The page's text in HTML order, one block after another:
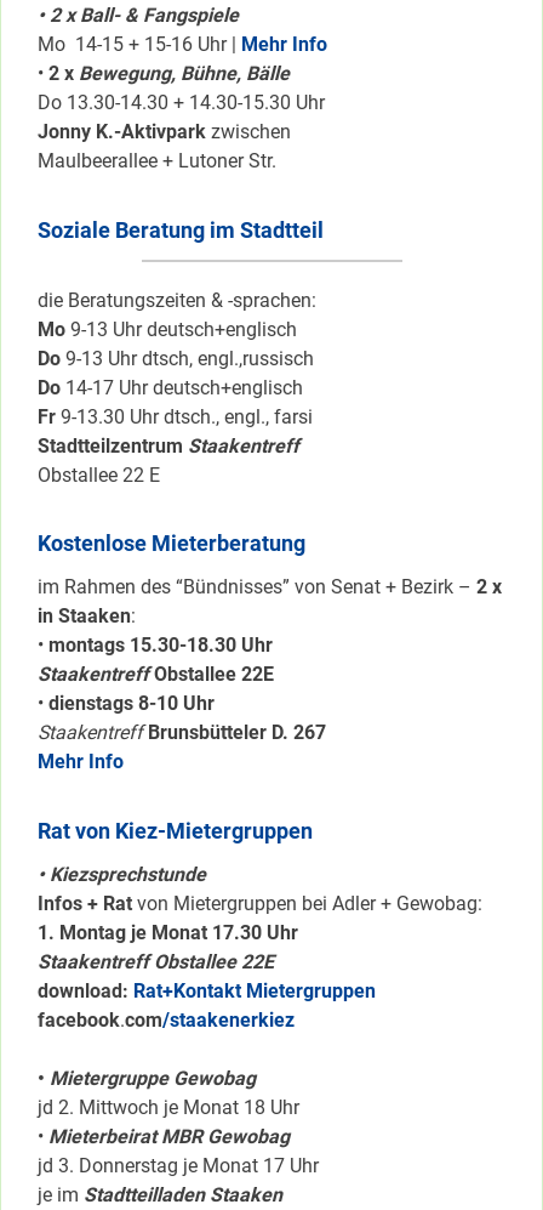
• 2 x Ball- & Fangspiele
Mo 14-15 + 15-16 Uhr | Mehr Info
• 2 x Bewegung, Bühne, Bälle
Do 13.30-14.30 + 14.30-15.30 Uhr
Jonny K.-Aktivpark zwischen
Maulbeerallee + Lutoner Str.
Soziale Beratung im Stadtteil
die Beratungszeiten & -sprachen:
Mo 9-13 Uhr deutsch+englisch
Do 9-13 Uhr dtsch, engl.,russisch
Do 14-17 Uhr deutsch+englisch
Fr 9-13.30 Uhr dtsch., engl., farsi
Stadtteilzentrum Staakentreff
Obstallee 22 E
Kostenlose Mieterberatung
im Rahmen des “Bündnisses” von Senat + Bezirk – 2 x
in Staaken:
• montags 15.30-18.30 Uhr
Staakentreff Obstallee 22E
• dienstags 8-10 Uhr
Staakentreff Brunsbütteler D. 267
Mehr Info
Rat von Kiez-Mietergruppen
• Kiezsprechstunde
Infos + Rat von Mietergruppen bei Adler + Gewobag:
1. Montag je Monat 17.30 Uhr
Staakentreff Obstallee 22E
download: Rat+Kontakt Mietergruppen
facebook.com/staakenerkiez
• Mietergruppe Gewobag
jd 2. Mittwoch je Monat 18 Uhr
• Mieterbeirat MBR Gewobag
jd 3. Donnerstag je Monat 17 Uhr
je im Stadtteilladen Staaken